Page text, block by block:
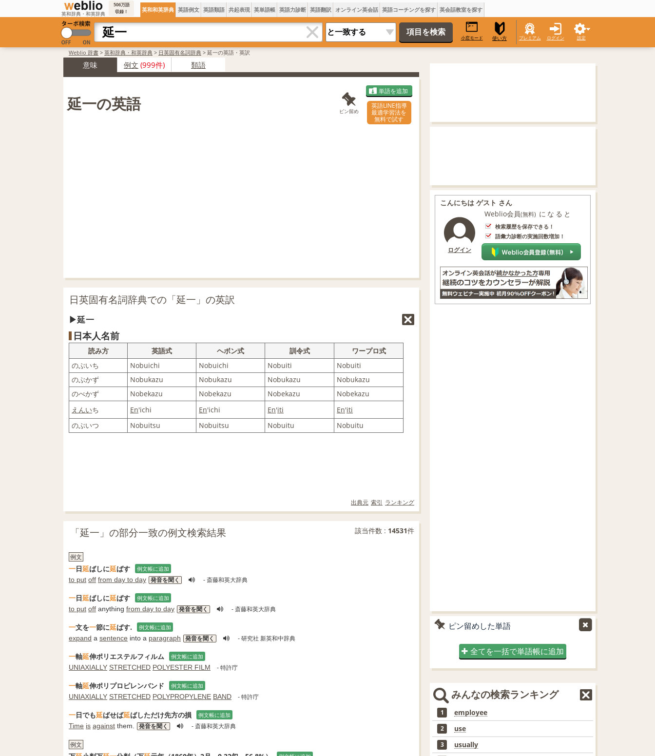
英和辞典・和英辞典
506万語
収録！
英和和英辞典 英語例文 英語類語 共起表現 英単語帳 英語力診断 英語翻訳 オンライン英会話 英語コーチングを探す 英会話教室を探す
小窓モード 使い方 プレミアム ログイン 設定
Weblio 辞書 > 英和辞典・和英辞典 > 日英固有名詞辞典 > 延一の英語・英訳
意味 例文 (999件) 類語
延一の英語 ピン留め
単語を追加
英語LINE指導
最適学習法を
無料で試す
日英固有名詞辞典での「延一」の英訳
延一
日本人名前
読み方 英語式 ヘボン式 訓令式
ワープロ式
のぶいち
Nobuichi Nobuichi Nobuiti
Nobuiti
のぶかず
Nobukazu Nobukazu Nobukazu
Nobukazu
のべかず
Nobekazu Nobekazu Nobekazu
Nobekazu
えんいち En'ichi En'ichi En'iti En'iti
のぶいつ
Nobuitsu Nobuitsu Nobuitu Nobuitu
出典元 索引 ランキング
「延一」の部分一致の例文検索結果 該当件数 : 14531件
例文
一日延ばしに延ばす 例文帳に追加
to put off from day to day 発音を聞く - 斎藤和英大辞典
一日延ばしに延ばす 例文帳に追加
to put off anything from day to day 発音を聞く - 斎藤和英大辞典
一文を一節に延ばす. 例文帳に追加
expand a sentence into a paragraph 発音を聞く - 研究社 新英和中辞典
一軸延伸ポリエステルフィルム 例文帳に追加
UNIAXIALLY STRETCHED POLYESTER FILM - 特許庁
一軸延伸ポリプロピレンバンド 例文帳に追加
UNIAXIALLY STRETCHED POLYPROPYLENE BAND - 特許庁
一日でも延ばせば延ばしただけ先方の損 例文帳に追加
Time is against them. 発音を聞く - 斎藤和英大辞典
例文
こんにちは ゲスト さん
ログイン
Weblio会員(無料) になると
検索履歴を保存できる！
語彙力診断の実施回数増加！
ピン留めした単語
全てを一括で単語帳に追加
みんなの検索ランキング
1 employee
2 use
3 usually